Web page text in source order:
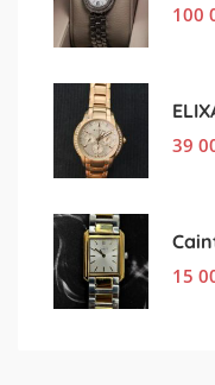
100
39
15